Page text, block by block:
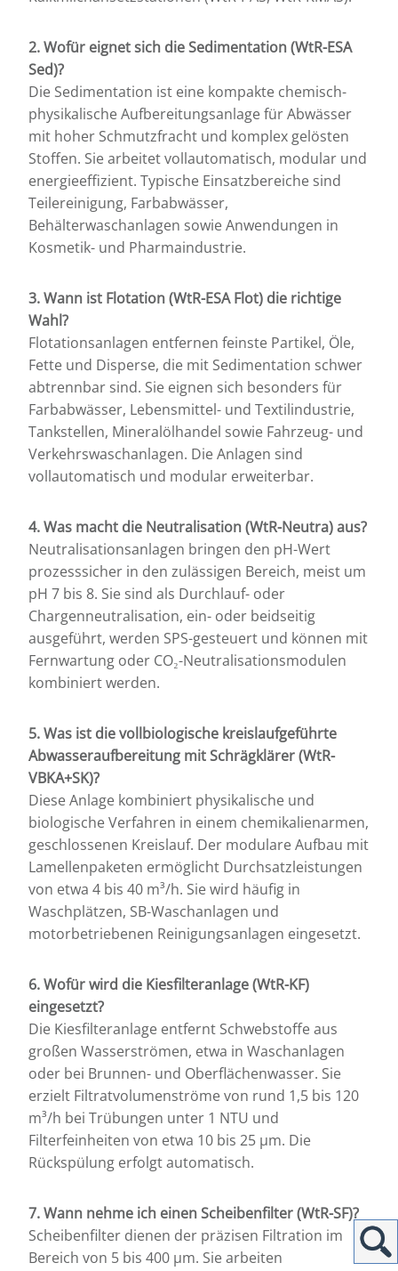
2. Wofür eignet sich die Sedimentation (WtR-ESA
Sed)?
Die Sedimentation ist eine kompakte chemisch-
physikalische Aufbereitungsanlage für Abwässer
mit hoher Schmutzfracht und komplex gelösten
Stoffen. Sie arbeitet vollautomatisch, modular und
energieeffizient. Typische Einsatzbereiche sind
Teilereinigung, Farbabwässer,
Behälterwaschanlagen sowie Anwendungen in
Kosmetik- und Pharmaindustrie.
3. Wann ist Flotation (WtR-ESA Flot) die richtige
Wahl?
Flotationsanlagen entfernen feinste Partikel, Öle,
Fette und Disperse, die mit Sedimentation schwer
abtrennbar sind. Sie eignen sich besonders für
Farbabwässer, Lebensmittel- und Textilindustrie,
Tankstellen, Mineralölhandel sowie Fahrzeug- und
Verkehrswaschanlagen. Die Anlagen sind
vollautomatisch und modular erweiterbar.
4. Was macht die Neutralisation (WtR-Neutra) aus?
Neutralisationsanlagen bringen den pH-Wert
prozesssicher in den zulässigen Bereich, meist um
pH 7 bis 8. Sie sind als Durchlauf- oder
Chargenneutralisation, ein- oder beidseitig
ausgeführt, werden SPS-gesteuert und können mit
Fernwartung oder CO₂-Neutralisationsmodulen
kombiniert werden.
5. Was ist die vollbiologische kreislaufgeführte
Abwasseraufbereitung mit Schrägklärer (WtR-
VBKA+SK)?
Diese Anlage kombiniert physikalische und
biologische Verfahren in einem chemikalienarmen,
geschlossenen Kreislauf. Der modulare Aufbau mit
Lamellenpaketen ermöglicht Durchsatzleistungen
von etwa 4 bis 40 m³/h. Sie wird häufig in
Waschplätzen, SB-Waschanlagen und
motorbetriebenen Reinigungsanlagen eingesetzt.
6. Wofür wird die Kiesfilteranlage (WtR-KF)
eingesetzt?
Die Kiesfilteranlage entfernt Schwebstoffe aus
großen Wasserströmen, etwa in Waschanlagen
oder bei Brunnen- und Oberflächenwasser. Sie
erzielt Filtratvolumenströme von rund 1,5 bis 120
m³/h bei Trübungen unter 1 NTU und
Filterfeinheiten von etwa 10 bis 25 µm. Die
Rückspülung erfolgt automatisch.
7. Wann nehme ich einen Scheibenfilter (WtR-SF)?
Scheibenfilter dienen der präzisen Filtration im
Bereich von 5 bis 400 µm. Sie arbeiten